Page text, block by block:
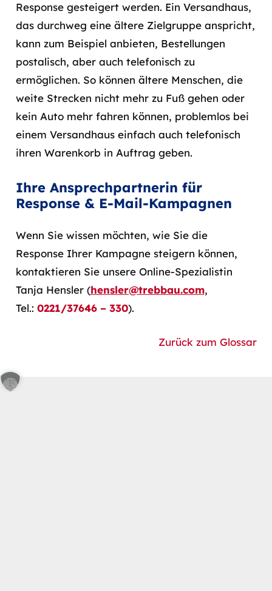
Response gesteigert werden. Ein Versandhaus,
das durchweg eine ältere Zielgruppe anspricht,
kann zum Beispiel anbieten, Bestellungen
postalisch, aber auch telefonisch zu
ermöglichen. So können ältere Menschen, die
weite Strecken nicht mehr zu Fuß gehen oder
kein Auto mehr fahren können, problemlos bei
einem Versandhaus einfach auch telefonisch
ihren Warenkorb in Auftrag geben.
Ihre Ansprechpartnerin für
Response & E-Mail-Kampagnen
Wenn Sie wissen möchten, wie Sie die
Response Ihrer Kampagne steigern können,
kontaktieren Sie unsere Online-Spezialistin
Tanja Hensler (hensler@trebbau.com,
Tel.: 0221/37646 – 330).
Zurück zum Glossar